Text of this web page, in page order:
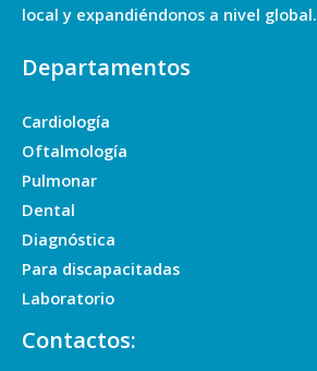
local y expandiéndonos a nivel global.
Departamentos
Cardiología
Oftalmología
Pulmonar
Dental
Diagnóstica
Para discapacitadas
Laboratorio
Contactos: